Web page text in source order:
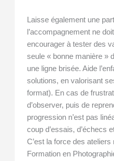
Laisse également une
l’accompagnement ne
encourager à tester des
seule « bonne manière »
une ligne brisée. Aide
solutions, en valorisant
format). En cas de
d’observer, puis de
progression n’est pas
coup d’essais, d’échecs
C’est la force des
Formation en